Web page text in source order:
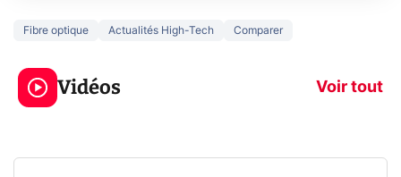
Fibre optique Actualités High-Tech Comparer
Vidéos Voir tout
3 écrans en 1 pour
319€ ? Voici L'AOC
CQ32G4ZA !
5 générations
prochaine